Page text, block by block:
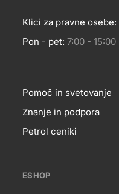
Klici za pravne osebe:
Pon - pet: 7:00 - 15:00
Footer
links
Pomoč in svetovanje
Znanje in podpora
Petrol ceniki
ESHOP